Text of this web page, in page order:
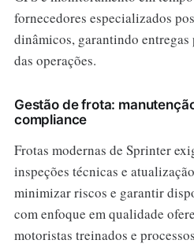
fornecedores especializados
dinâmicos, garantindo
das operações.
Gestão de frota:
compliance
Frotas modernas de Sprinter
inspeções técnicas e
minimizar riscos e garantir
com enfoque em qualidade
motoristas treinados e